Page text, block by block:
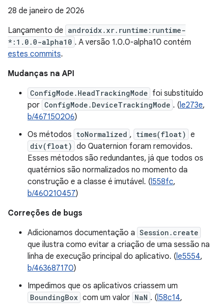
28 de janeiro de 2026
Lançamento de androidx.xr.runtime:runtime-
*:1.0.0-alpha10 . A versão 1.0.0-alpha10 contém
estes commits.
Mudanças na API
ConfigMode.HeadTrackingMode foi substituído
por ConfigMode.DeviceTrackingMode . (le273e,
b/467150206)
Os métodos toNormalized , times(float) e
div(float) do Quaternion foram removidos.
Esses métodos são redundantes, já que todos os
quatérnios são normalizados no momento da
construção e a classe é imutável. (l558fc,
b/460210457)
Correções de bugs
Adicionamos documentação a Session.create
que ilustra como evitar a criação de uma sessão na
linha de execução principal do aplicativo. (le5554,
b/463687170)
Impedimos que os aplicativos criassem um
BoundingBox com um valor NaN . (l58c14,